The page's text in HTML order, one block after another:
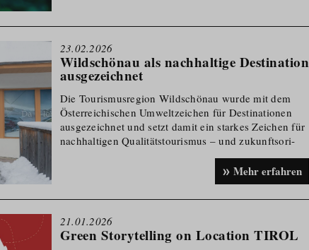
23.02.2026
Wildschönau als nachhaltige Destination
ausgezeichnet
Die Tourismusregion Wildschönau wurde mit dem
Österreichischen Umweltzeichen für Destinationen
ausgezeichnet und setzt damit ein starkes Zeichen für
nachhaltigen Qualitäts­tourismus – und zukunfts­ori­
entierte Rahmenbe­dingungen für Green Filming in
Mehr erfahren
21.01.2026
Green Storytelling on Location TIROL